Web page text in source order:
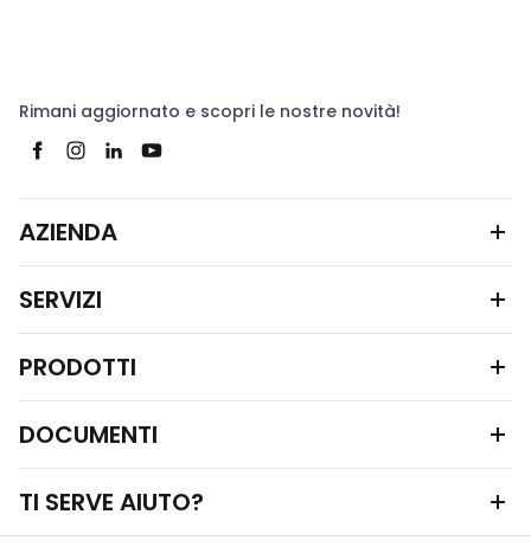
Rimani aggiornato e scopri le nostre novità!
AZIENDA
SERVIZI
PRODOTTI
DOCUMENTI
TI SERVE AIUTO?